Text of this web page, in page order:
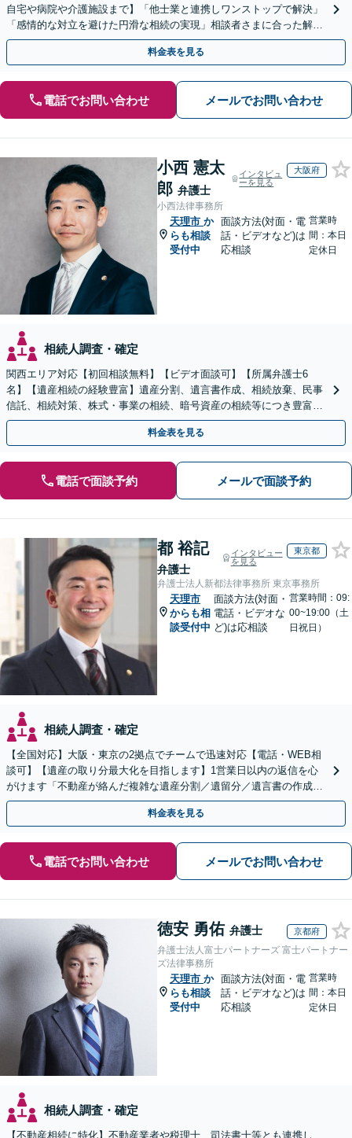
自宅や病院や介護施設まで】「他士業と連携しワンストップで解決」
「感情的な対立を避けた円滑な相続の実現」相談者さまに合った解決
のプランをご提案
料金表を見る
電話でお問い合わせ メールでお問い合わせ
小西 憲太
郎 弁護士
インタビュ
ーを見る
大阪府
小西法律事務所
天理市 か
らも相談
受付中
面談方法(対面・電
話・ビデオなど)は
応相談
営業時
間：本日
定休日
相続人調査・確定
関西エリア対応【初回相談無料】【ビデオ面談可】【所属弁護士6
名】【遺産相続の経験豊富】遺産分割、遺言書作成、相続放棄、民事
信託、相続対策、株式・事業の相続、暗号資産の相続等につき豊富な
対応実績。【バリアフリー】【完全個室対応】
料金表を見る
電話で面談予約 メールで面談予約
都 裕記
弁護士
インタビュー
を見る
東京都
弁護士法人新都法律事務所 東京事務所
天理市
からも相
談受付中
面談方法(対面・
電話・ビデオな
ど)は応相談
営業時間：09:
00~19:00（土
日祝日）
相続人調査・確定
【全国対応】大阪・東京の2拠点でチームで迅速対応【電話・WEB相
談可】【遺産の取り分最大化を目指します】1営業日以内の返信を心
がけます「不動産が絡んだ複雑な遺産分割／遺留分／遺言書の作成・
執行／事業承継など、お任せください」【休日相談あり】
料金表を見る
電話でお問い合わせ メールでお問い合わせ
徳安 勇佑 弁護士 京都府
弁護士法人富士パートナーズ 富士パートナー
ズ法律事務所
天理市 か
らも相談
受付中
面談方法(対面・電
話・ビデオなど)は
応相談
営業時
間：本日
定休日
相続人調査・確定
【不動産相続に特化】不動産業者や税理士、司法書士等とも連携し、